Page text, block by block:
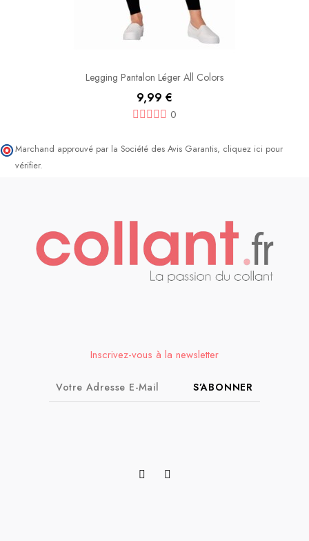
Legging Pantalon Léger All Colors
9,99 €
0
Marchand approuvé par la Société des Avis Garantis, cliquez ici pour
vérifier.
Inscrivez-vous à la newsletter
S’ABONNER